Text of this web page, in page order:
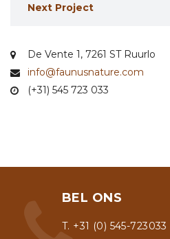
Next Project
De Vente 1, 7261 ST Ruurlo
info@faunusnature.com
(+31) 545 723 033
BEL ONS
T. +31 (0) 545-723033